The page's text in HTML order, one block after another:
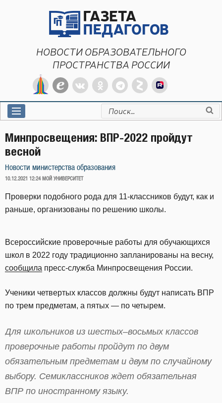
НОВОСТИ ОБРАЗОВАТЕЛЬНОГО
ПРОСТРАНСТВА РОССИИ
Искать:
Минпросвещения: ВПР-2022 пройдут
весной
Новости министерства образования
ОПУБЛИКОВАНО
10.12.2021 12:24 МОЙ УНИВЕРСИТЕТ
Проверки подобного рода для 11-классников будут, как и
раньше, организованы по решению школы.
Всероссийские проверочные работы для обучающихся
школ в 2022 году традиционно запланированы на весну,
сообщила пресс-служба Минпросвещения России.
Ученики четвертых классов должны будут написать ВПР
по трем предметам, а пятых — по четырем.
Для школьников из шестых–восьмых классов
проверочные работы пройдут по двум
обязательным предметам и двум по случайному
выбору. Семиклассников ждет обязательная
ВПР по иностранному языку.